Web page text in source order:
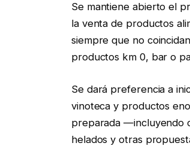
Se mantiene abierto el
la venta de productos
siempre que no
productos km 0, bar o
Se dará preferencia a
vinoteca y productos
preparada —incluyendo
helados y otras